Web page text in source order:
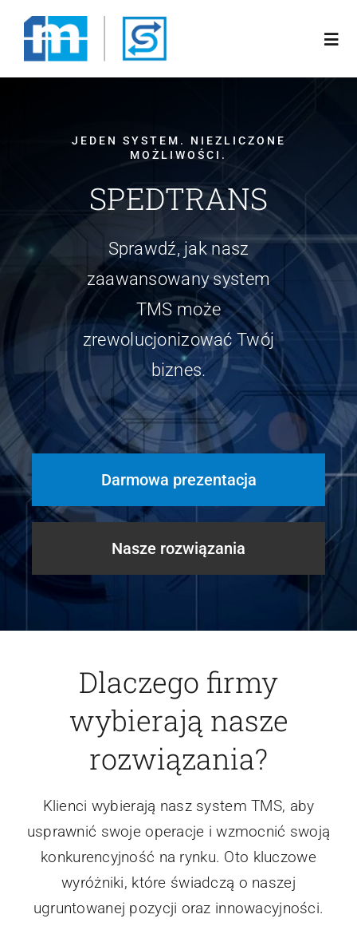
Przejdź
zawartości
Blog
Kontakt
Webinary
Wsparcie
JEDEN SYSTEM. NIEZLICZONE
MOŻLIWOŚCI.
SPEDTRANS
Sprawdź, jak nasz
zaawansowany system
TMS może
zrewolucjonizować Twój
biznes.
Darmowa prezentacja
Nasze rozwiązania
Dlaczego firmy
wybierają nasze
rozwiązania?
Klienci wybierają nasz system TMS, aby
usprawnić swoje operacje i wzmocnić swoją
konkurencyjność na rynku. Oto kluczowe
wyróżniki, które świadczą o naszej
ugruntowanej pozycji oraz innowacyjności.